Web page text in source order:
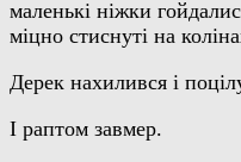
маленькі ніжки
міцно стиснуті на
Дерек нахилився і
І раптом завмер.